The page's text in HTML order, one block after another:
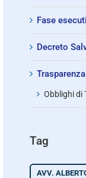
Fase
Decreto
Obblighi di
Tag
AVV.